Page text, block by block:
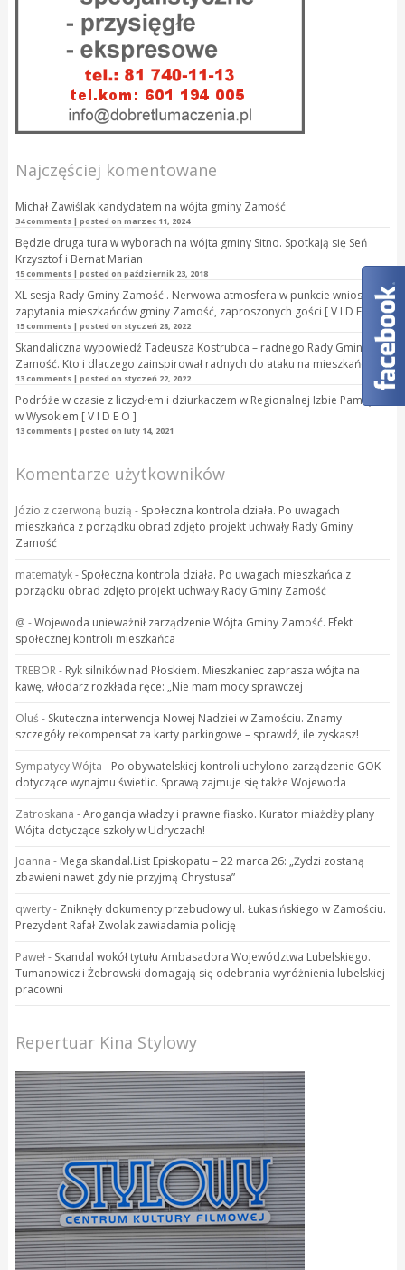
Najczęściej komentowane
Michał Zawiślak kandydatem na wójta gminy Zamość
34 comments| posted on marzec 11, 2024
Będzie druga tura w wyborach na wójta gminy Sitno. Spotkają się Seń
Krzysztof i Bernat Marian
15 comments| posted on październik 23, 2018
XL sesja Rady Gminy Zamość . Nerwowa atmosfera w punkcie wnioski i
zapytania mieszkańców gminy Zamość, zaproszonych gości [ V I D E O ]
15 comments| posted on styczeń 28, 2022
Skandaliczna wypowiedź Tadeusza Kostrubca – radnego Rady Gminy
Zamość. Kto i dlaczego zainspirował radnych do ataku na mieszkańca?
13 comments| posted on styczeń 22, 2022
Podróże w czasie z liczydłem i dziurkaczem w Regionalnej Izbie Pamięci
w Wysokiem [ V I D E O ]
13 comments| posted on luty 14, 2021
Komentarze użytkowników
Józio z czerwoną buzią - Społeczna kontrola działa. Po uwagach
mieszkańca z porządku obrad zdjęto projekt uchwały Rady Gminy
Zamość
matematyk- Społeczna kontrola działa. Po uwagach mieszkańca z
porządku obrad zdjęto projekt uchwały Rady Gminy Zamość
@ -Wojewoda unieważnił zarządzenie Wójta Gminy Zamość. Efekt
społecznej kontroli mieszkańca
TREBOR- Ryk silników nad Płoskiem. Mieszkaniec zaprasza wójta na
kawę, włodarz rozkłada ręce: „Nie mam mocy sprawczej
Oluś - Skuteczna interwencja Nowej Nadziei w Zamościu. Znamy
szczegóły rekompensat za karty parkingowe – sprawdź, ile zyskasz!
Sympatycy Wójta - Po obywatelskiej kontroli uchylono zarządzenie GOK
dotyczące wynajmu świetlic. Sprawą zajmuje się także Wojewoda
Zatroskana -Arogancja władzy i prawne fiasko. Kurator miażdży plany
Wójta dotyczące szkoły w Udryczach!
Joanna - Mega skandal.List Episkopatu – 22 marca 26: „Żydzi zostaną
zbawieni nawet gdy nie przyjmą Chrystusa”
qwerty- Zniknęły dokumenty przebudowy ul. Łukasińskiego w Zamościu.
Prezydent Rafał Zwolak zawiadamia policję
Paweł- Skandal wokół tytułu Ambasadora Województwa Lubelskiego.
Tumanowicz i Żebrowski domagają się odebrania wyróżnienia lubelskiej
pracowni
Repertuar Kina Stylowy